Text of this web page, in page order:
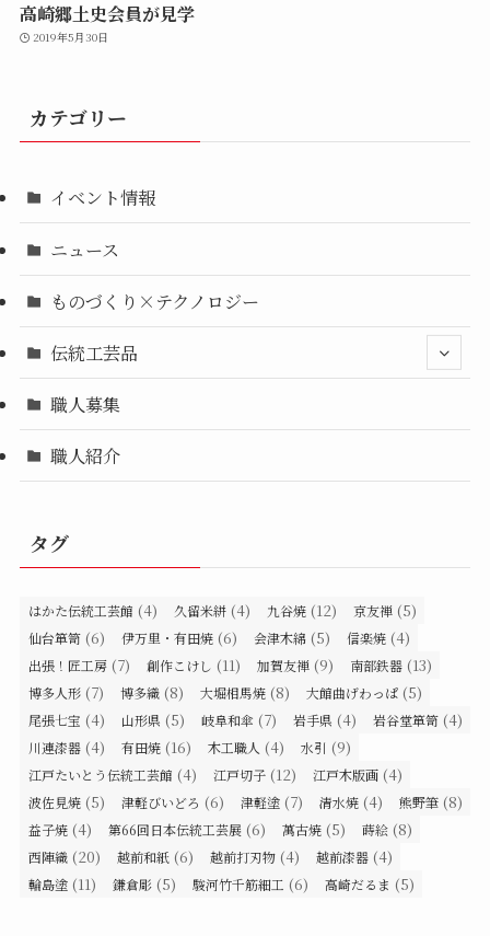
高崎郷土史会員が見学
2019年5月30日
カテゴリー
イベント情報
ニュース
ものづくり×テクノロジー
伝統工芸品
職人募集
職人紹介
タグ
はかた伝統工芸館 (4) 久留米絣 (4) 九谷焼 (12) 京友禅 (5)
仙台箪笥 (6) 伊万里・有田焼 (6) 会津木綿 (5) 信楽焼 (4)
出張！匠工房 (7) 創作こけし (11) 加賀友禅 (9) 南部鉄器 (13)
博多人形 (7) 博多織 (8) 大堀相馬焼 (8) 大館曲げわっぱ (5)
尾張七宝 (4) 山形県 (5) 岐阜和傘 (7) 岩手県 (4) 岩谷堂箪笥 (4)
川連漆器 (4) 有田焼 (16) 木工職人 (4) 水引 (9)
江戸たいとう伝統工芸館 (4) 江戸切子 (12) 江戸木版画 (4)
波佐見焼 (5) 津軽びいどろ (6) 津軽塗 (7) 清水焼 (4) 熊野筆 (8)
益子焼 (4) 第66回日本伝統工芸展 (6) 萬古焼 (5) 蒔絵 (8)
西陣織 (20) 越前和紙 (6) 越前打刃物 (4) 越前漆器 (4)
輪島塗 (11) 鎌倉彫 (5) 駿河竹千筋細工 (6) 高崎だるま (5)